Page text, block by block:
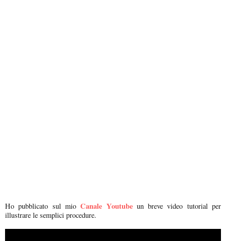
Ho pubblicato sul mio Canale Youtubeun breve video tutorial per
illustrare le semplici procedure.